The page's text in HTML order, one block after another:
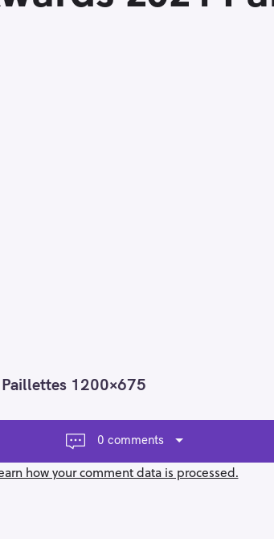
1200×675
0 comments
how your comment data is processed.